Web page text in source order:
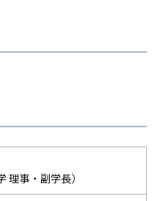
理事・副学長）